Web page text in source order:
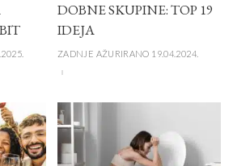
DOBNE SKUPINE: TOP 19
IDEJA
ZADNJE AŽURIRANO 19.04.2024.